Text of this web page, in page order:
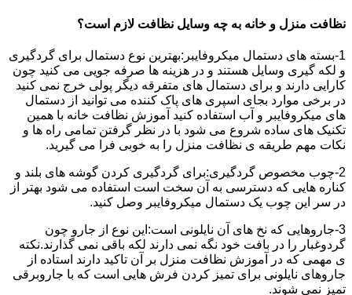
نظافت منزل و خانه به چه وسایل نظافت لازم است؟
1-بسته های دستمال میکروفایبر:بهترین نوع دستمال برای گردگیری
و لکه گیری وسایل هستند و در هزینه ها صرفه جویی می کنید چون
کارایی دارند و برای دستمال های متفرقه دیگر پولی خرج نمی کنید
در برخی موارد بجای اسپری های پاک کننده می توانید از دستمال
های میکروفایبر و آب استفاده کنید آموزش نظافت خانه با همین
تکنیک های ساده شروع می شود با در نظر گرفتن تمامی راه ها و
نکات مهم طریقه ی نظافت منزل را به خوبی فرا می گیرید.
2-چوب مخصوص گردگیری:برای گردگیری کردن گوشه های بلند و
کناره هایی که دسترسی به آن سخت است استفاده می شود بهتر از
در سر این چوب یک دستمال میکروفایبر وصل کنید.
3-جاروهایی که نخ های آن نایلونی است:این نوع از جارو چون
گردوغبار را در بافت خود نگه نمی دارند لکه باقی نمی گذارند.نکته
ی مهمی که در آموزش نظافت منزل بر آن تاکید دارند استاده از
جاروهای نایلونی برای تمیز کردن فرش هایی است که با جاروبرقی
تمیز نمی شوند.